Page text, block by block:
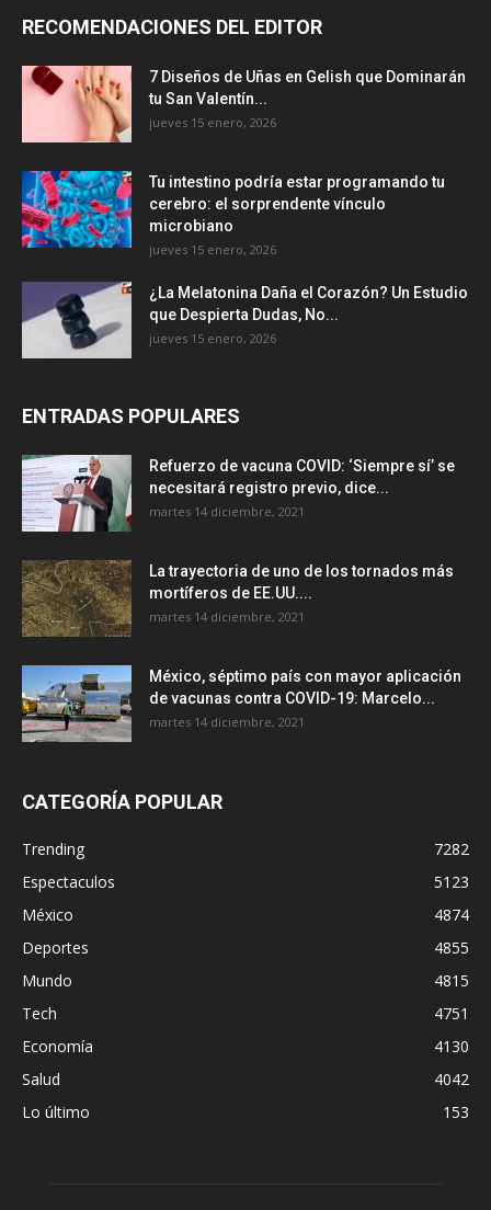
RECOMENDACIONES DEL EDITOR
7 Diseños de Uñas en Gelish que Dominarán
tu San Valentín...
jueves 15 enero, 2026
Tu intestino podría estar programando tu
cerebro: el sorprendente vínculo
microbiano
jueves 15 enero, 2026
¿La Melatonina Daña el Corazón? Un Estudio
que Despierta Dudas, No...
jueves 15 enero, 2026
ENTRADAS POPULARES
Refuerzo de vacuna COVID: ‘Siempre sí’ se
necesitará registro previo, dice...
martes 14 diciembre, 2021
La trayectoria de uno de los tornados más
mortíferos de EE.UU....
martes 14 diciembre, 2021
México, séptimo país con mayor aplicación
de vacunas contra COVID-19: Marcelo...
martes 14 diciembre, 2021
CATEGORÍA POPULAR
Trending
7282
Espectaculos
5123
México
4874
Deportes
4855
Mundo
4815
Tech
4751
Economía
4130
Salud
4042
Lo último
153